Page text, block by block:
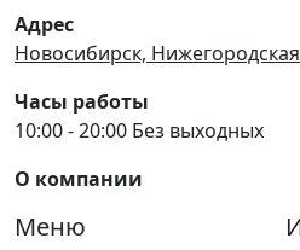
Адрес
Новосибирск,
Часы работы
10:00 - 20:00 Без выходных
О компании
Меню